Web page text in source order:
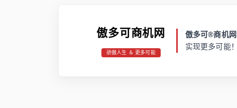
傲多可商机网
骄傲人生 ＆ 更多可能
傲多可®商机
实现更多可能！